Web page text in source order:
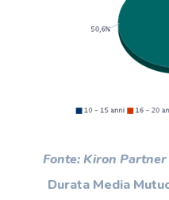
Fonte: Kiron Partner
Durata Media